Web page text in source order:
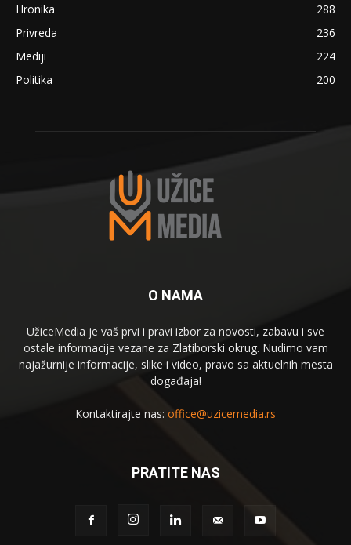
Hronika
288
Privreda
236
Mediji
224
Politika
200
O NAMA
UžiceMedia je vaš prvi i pravi izbor za novosti, zabavu i sve
ostale informacije vezane za Zlatiborski okrug. Nudimo vam
najažurnije informacije, slike i video, pravo sa aktuelnih mesta
događaja!
Kontaktirajte nas: office@uzicemedia.rs
PRATITE NAS